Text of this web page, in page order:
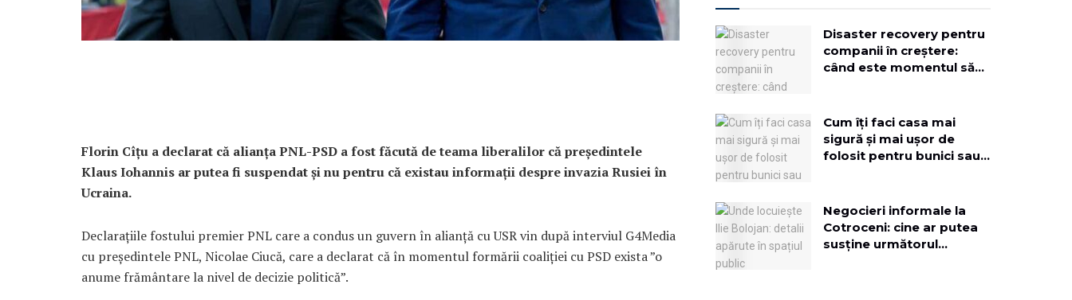
Florin Cîțu a declarat că alianța PNL-PSD a fost făcută de teama liberalilor că președintele
Klaus Iohannis ar putea fi suspendat și nu pentru că existau informații despre invazia Rusiei în
Ucraina.
Declarațiile fostului premier PNL care a condus un guvern în alianță cu USR vin după interviul G4Media
cu președintele PNL, Nicolae Ciucă, care a declarat că în momentul formării coaliției cu PSD exista ”o
anume frământare la nivel de decizie politică”.
Disaster recovery pentru
companii în creștere:
când este momentul să
Cum îți faci casa mai
sigură și mai ușor de
folosit pentru bunici sau
Negocieri informale la
Cotroceni: cine ar putea
susține următorul